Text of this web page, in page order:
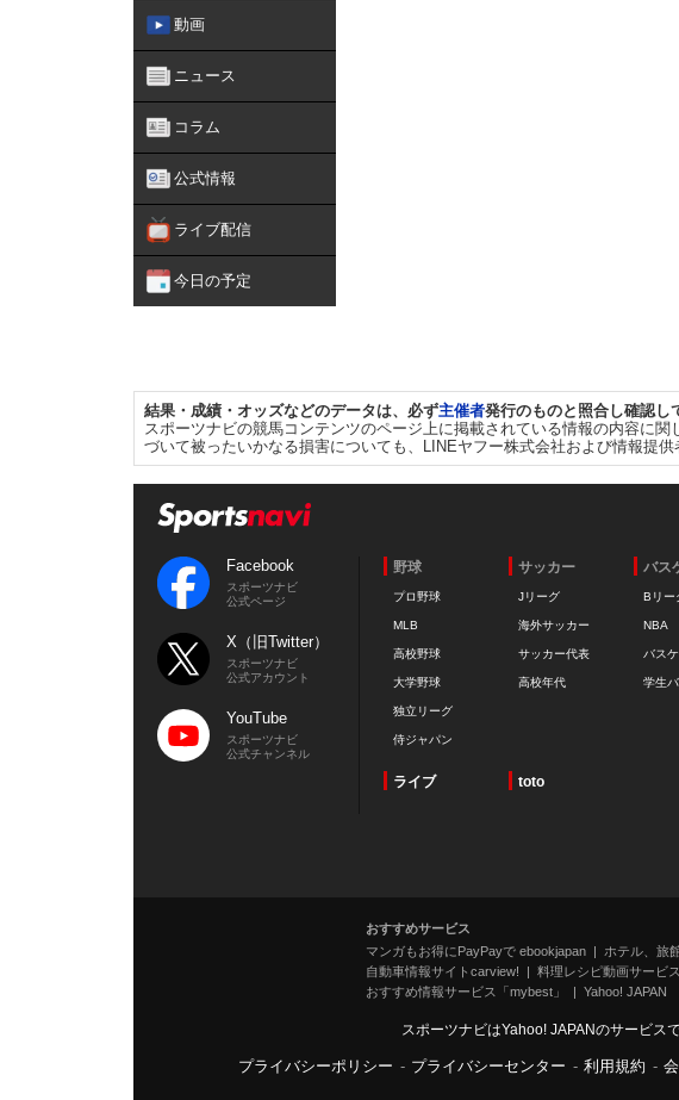
動画
ニュース
コラム
公式情報
ライブ配信
今日の予定
結果・成績・オッズなどのデータは、必ず主催者発行のものと照合し確認し
スポーツナビの競馬コンテンツのページ上に掲載されている情報の内容に
づいて被ったいかなる損害についても、LINEヤフー株式会社および情報提供
Facebook
スポーツナビ
公式ページ
X（旧Twitter）
スポーツナビ
公式アカウント
YouTube
スポーツナビ
公式チャンネル
野球
プロ野球
MLB
高校野球
大学野球
独立リーグ
侍ジャパン
サッカー
Jリーグ
海外サッカー
サッカー代表
高校年代
バス
Bリー
NBA
バス
学生
ライブ toto
おすすめサービス
マンガもお得にPayPayで ebookjapan
ホテル、旅
自動車情報サイトcarview!
料理レシピ動画サービ
おすすめ情報サービス「mybest」
Yahoo! JAPAN
スポーツナビはYahoo! JAPANのサービス
プライバシーポリシー - プライバシーセンター - 利用規約 -